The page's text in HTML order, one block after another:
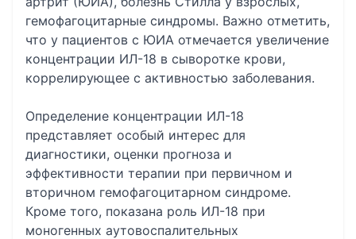
гемофагоцитарные синдромы. Важно отметить,
что у пациентов с ЮИА отмечается увеличение
концентрации ИЛ-18 в сыворотке крови,
коррелирующее с активностью заболевания.
Определение концентрации ИЛ-18
представляет особый интерес для
диагностики, оценки прогноза и
эффективности терапии при первичном и
вторичном гемофагоцитарном синдроме.
Кроме того, показана роль ИЛ-18 при
моногенных аутовоспалительных